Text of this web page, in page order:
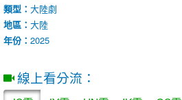
類型： 大陸劇
地區： 大陸
年份： 2025
線上看分流：